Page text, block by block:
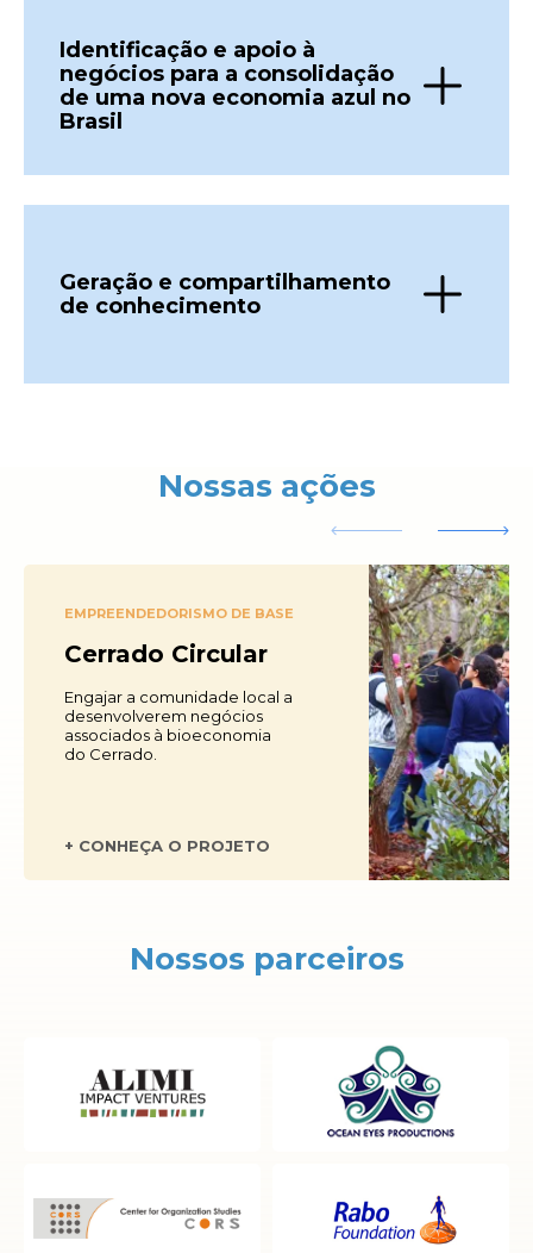
Identificação e apoio à
negócios para a consolidação
de uma nova economia azul no
Brasil
Geração e compartilhamento
de conhecimento
Nossas ações
EMPREENDEDORISMO DE BASE
Cerrado Circular
Engajar a comunidade local a
desenvolverem negócios
associados à bioeconomia
do Cerrado.
+ CONHEÇA O PROJETO
Nossos parceiros